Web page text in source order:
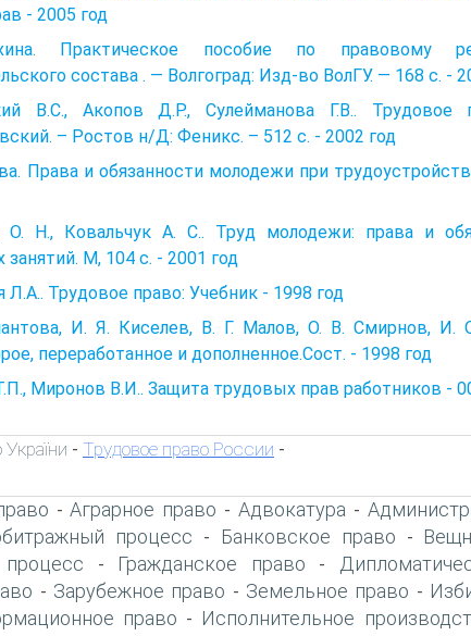
- 2005 год
Практическое пособие по правовому
состава . — Волгоград: Изд-во ВолГУ. — 168 с. -
В.С., Акопов Д.Р., Сулейманова Г.В..
– Ростов н/Д: Феникс. – 512 с. - 2002 год
Права и обязанности молодежи при
О. Н., Ковальчук А. С.. Труд молодежи: права и
занятий. М, 104 с. - 2001 год
Л.А.. Трудовое право: Учебник - 1998 год
И. Я. Киселев, В. Г. Малов, О. В. Смирнов, И.
переработанное и дополненное.Сост. - 1998 год
Миронов В.И.. Защита трудовых прав работников -
- Трудовое право России -
-Аграрное право - Адвокатура -
процесс - Банковское право -
- Гражданское право -
- Зарубежное право - Земельное право -
право - Исполнительное